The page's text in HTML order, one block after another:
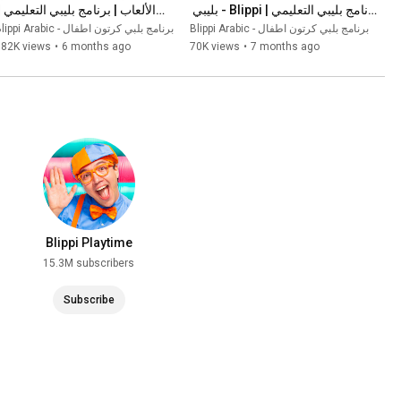
Blippi - بليبي بالعربي
Blippi Arabic - برنامج بلبي كرتون اطفال
views • 6 months ago
بالعربي
Blippi Arabic - برنامج بلبي كرتون اطفال
70K views • 7 months ago
Blippi Playtime
15.3M subscribers
Subscribe